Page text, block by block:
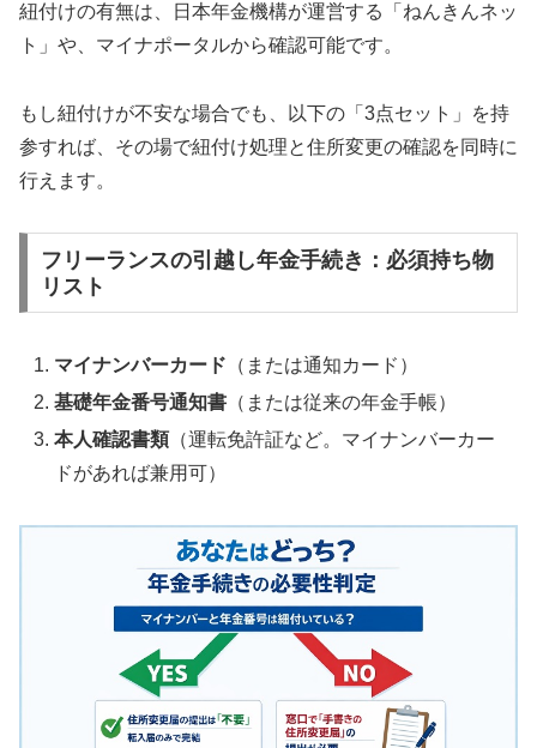
紐付けの有無は、日本年金機構が運営する「ねんきんネッ
ト」や、マイナポータルから確認可能です。
もし紐付けが不安な場合でも、以下の「3点セット」を持
参すれば、その場で紐付け処理と住所変更の確認を同時に
行えます。
フリーランスの引越し年金手続き：必須持ち物
リスト
マイナンバーカード （または通知カード）
基礎年金番号通知書 （または従来の年金手帳）
本人確認書類（運転免許証など。マイナンバーカー
ドがあれば兼用可）